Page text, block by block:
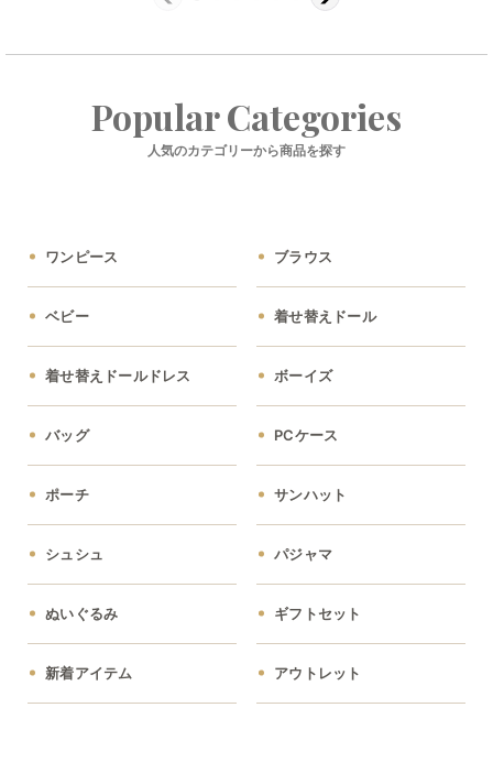
Popular Categories
人気のカテゴリーから商品を探す
ワンピース ブラウス
ベビー 着せ替えドール
着せ替えドールドレス ボーイズ
バッグ PCケース
ポーチ サンハット
シュシュ パジャマ
ぬいぐるみ ギフトセット
新着アイテム アウトレット